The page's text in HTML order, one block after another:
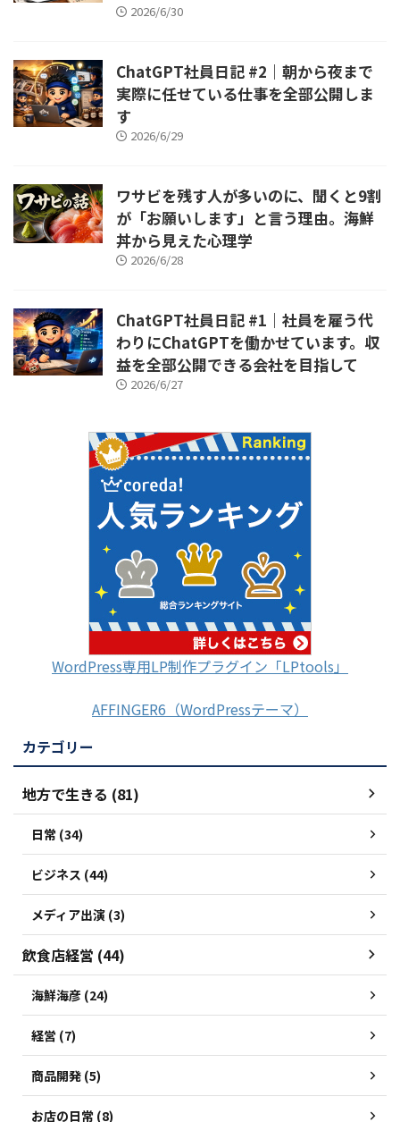
2026/6/30
ChatGPT社員日記 #2｜朝から夜まで
実際に任せている仕事を全部公開しま
す
2026/6/29
ワサビを残す人が多いのに、聞くと9割
が「お願いします」と言う理由。海鮮
丼から見えた心理学
2026/6/28
ChatGPT社員日記 #1｜社員を雇う代
わりにChatGPTを働かせています。収
益を全部公開できる会社を目指して
2026/6/27
WordPress専用LP制作プラグイン「LPtools」
AFFINGER6（WordPressテーマ）
カテゴリー
地方で生きる (81)
日常 (34)
ビジネス (44)
メディア出演 (3)
飲食店経営 (44)
海鮮海彦 (24)
経営 (7)
商品開発 (5)
お店の日常 (8)